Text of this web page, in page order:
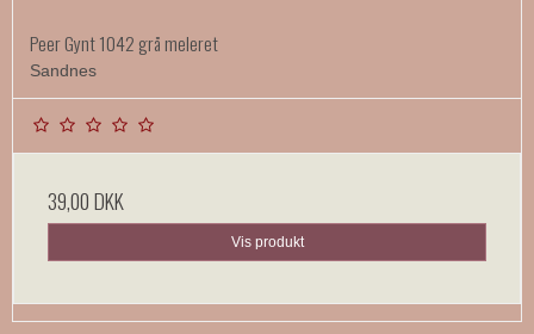
Peer Gynt 1042 grå meleret
Sandnes
39,00 DKK
Vis produkt